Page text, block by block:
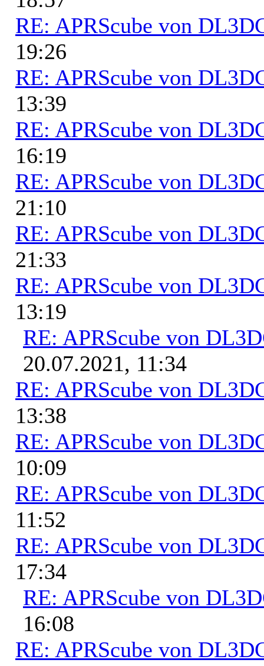
RE: APRScube von
19:26
RE: APRScube von
13:39
RE: APRScube von
16:19
RE: APRScube von
21:10
RE: APRScube von
21:33
RE: APRScube von
13:19
RE: APRScube von
20.07.2021, 11:34
RE: APRScube von
13:38
RE: APRScube von
10:09
RE: APRScube von
11:52
RE: APRScube von
17:34
RE: APRScube von
16:08
RE: APRScube von